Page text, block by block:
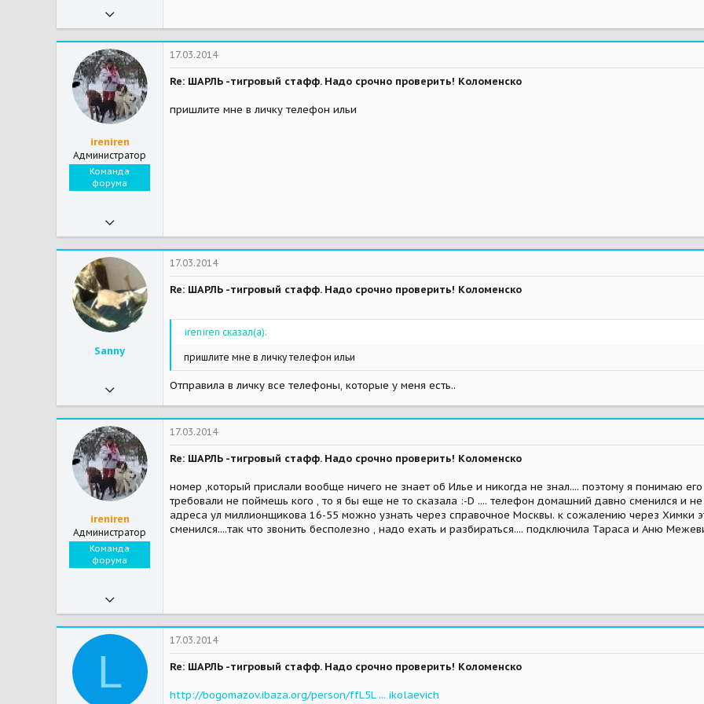
8 174
38
54
Мои зверушки
ireniren
Администратор
Команда
форума
27 089
83
17.03.2014
Re: ШАРЛЬ -тигровый стафф. Надо срочно проверить! Коломенско
пришлите мне в личку телефон ильи
Sanny
983
38
39
Мои зверушки
17.03.2014
Re: ШАРЛЬ -тигровый стафф. Надо срочно проверить! Коломенско
ireniren сказал(а):
пришлите мне в личку телефон ильи
Отправила в личку все телефоны, которые у меня есть..
ireniren
Администратор
Команда
форума
27 089
83
17.03.2014
Re: ШАРЛЬ -тигровый стафф. Надо срочно проверить! Коломенско
номер ,который прислали вообще ничего не знает об Илье и никогда не знал.... поэтому я понимаю
требовали не поймешь кого , то я бы еще не то сказала :-D .... телефон домашний давно сменился и
адреса ул миллионщикова 16-55 можно узнать через справочное Москвы. к сожалению через Химки
сменился....так что звонить бесполезно , надо ехать и разбираться.... подключила Тараса и Аню
L
17.03.2014
Re: ШАРЛЬ -тигровый стафф. Надо срочно проверить! Коломенско
http://bogomazov.ibaza.org/person/ffL5L ... ikolaevich